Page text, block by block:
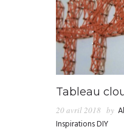
TUTORIELS
KITS & COUPONS
PARTENARIATS & PRESSE
Tableau
20 avril 2018 by
Inspirations DIY